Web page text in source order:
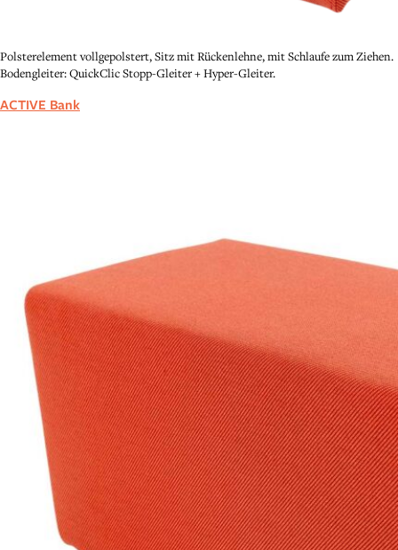
Polsterelement vollgepolstert, Sitz mit Rückenlehne, mit Schlaufe zum Ziehen.
Bodengleiter: QuickClic Stopp-Gleiter + Hyper-Gleiter.
ACTIVE Bank